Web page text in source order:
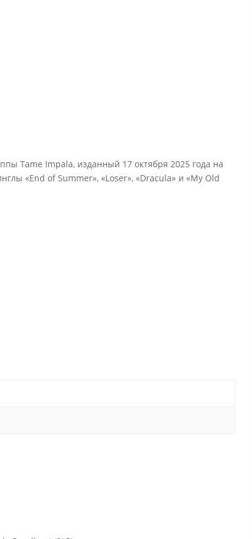
Tame Impala, изданный 17 октября 2025 года на
«End of Summer», «Loser», «Dracula» и «My Old